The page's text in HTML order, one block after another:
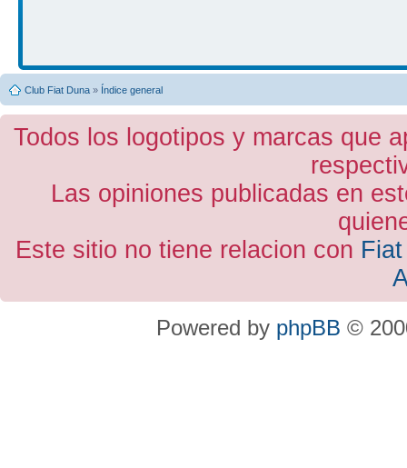
Club Fiat Duna » Índice general
Todos los logotipos y marcas que
Las opiniones publicadas en
Este sitio no tiene relacion con
Powered by phpBB ©